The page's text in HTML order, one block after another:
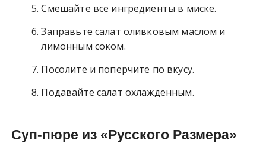
Смешайте все ингредиенты в миске.
Заправьте салат оливковым маслом и
лимонным соком.
Посолите и поперчите по вкусу.
Подавайте салат охлажденным.
Суп-пюре из «Русского Размера»